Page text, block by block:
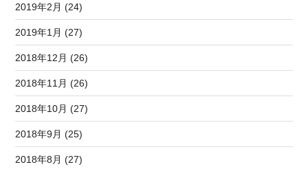
2019年2月 (24)
2019年1月 (27)
2018年12月 (26)
2018年11月 (26)
2018年10月 (27)
2018年9月 (25)
2018年8月 (27)